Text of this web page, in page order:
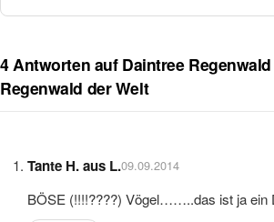
4 Antworten auf Daintree
Regenwald der Welt
Tante H. aus L.09.09.2014
BÖSE (!!!!????) Vögel……..das ist ja